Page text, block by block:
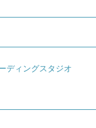
ディングスタジオ